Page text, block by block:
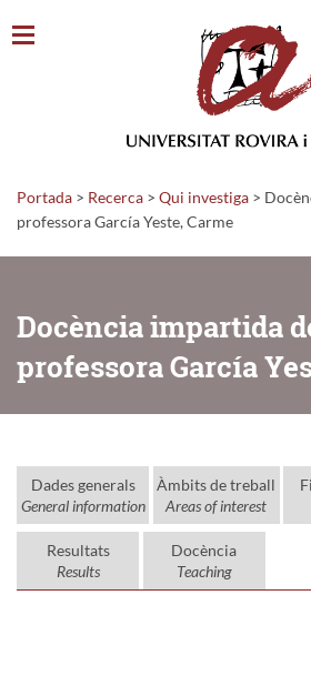
Portada > Recerca > Qui investiga >
professora García Yeste, Carme
Docència impartida
professora García
Dades generals
General information
Àmbits de treball
Areas of interest
Resultats
Results
Docència
Teaching